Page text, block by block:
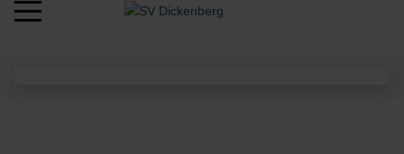
Mobile Menu Toggle